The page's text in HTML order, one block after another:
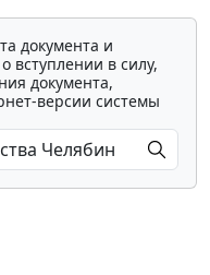
документа и
вступлении в силу,
документа,
версии системы